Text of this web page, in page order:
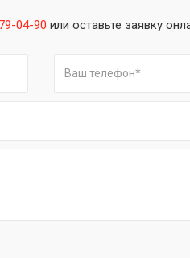
04-90 или оставьте заявку